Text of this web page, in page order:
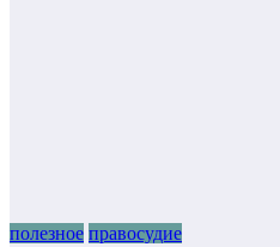
полезное правосудие